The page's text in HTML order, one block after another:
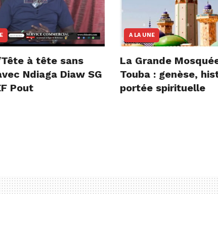
à tête sans
Ndiaga Diaw SG
Pout
A LA UNE
La Grande
Touba : genèse,
portée spirituelle